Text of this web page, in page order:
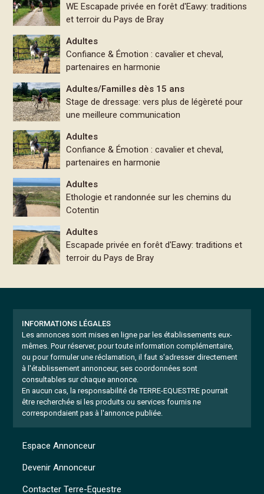
WE Escapade privée en forêt d'Eawy: traditions
et terroir du Pays de Bray
Adultes
Confiance & Émotion : cavalier et cheval,
partenaires en harmonie
Adultes/Familles dès 15 ans
Stage de dressage: vers plus de légèreté pour
une meilleure communication
Adultes
Confiance & Émotion : cavalier et cheval,
partenaires en harmonie
Adultes
Ethologie et randonnée sur les chemins du
Cotentin
Adultes
Escapade privée en forêt d'Eawy: traditions et
terroir du Pays de Bray
INFORMATIONS LÉGALES
Les annonces sont mises en ligne par les établissements eux-
mêmes. Pour réserver, pour toute information complémentaire,
ou pour formuler une réclamation, il faut s'adresser directement
à l'établissement annonceur, ses coordonnées sont
consultables sur chaque annonce.
En aucun cas, la responsabilité de TERRE-EQUESTRE pourrait
être recherchée si les produits ou services fournis ne
correspondaient pas à l'annonce publiée.
Espace Annonceur
Devenir Annonceur
Contacter Terre-Equestre